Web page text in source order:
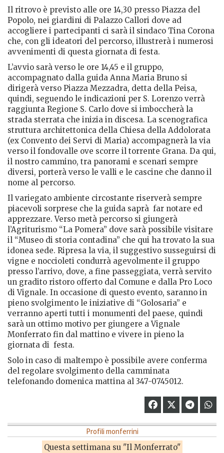
Il ritrovo è previsto alle ore 14,30 presso Piazza del
Popolo, nei giardini di Palazzo Callori dove ad
accogliere i partecipanti ci sarà il sindaco Tina Corona
che, con gli ideatori del percorso, illustrerà i numerosi
avvenimenti di questa giornata di festa.
L’avvio sarà verso le ore 14,45 e il gruppo,
accompagnato dalla guida Anna Maria Bruno si
dirigerà verso Piazza Mezzadra, detta della Peisa,
quindi, seguendo le indicazioni per S. Lorenzo verrà
raggiunta Regione S. Carlo dove si imboccherà la
strada sterrata che inizia in discesa. La scenografica
struttura architettonica della Chiesa della Addolorata
(ex Convento dei Servi di Maria) accompagnerà la via
verso il fondovalle ove scorre il torrente Grana. Da qui,
il nostro cammino, tra panorami e scenari sempre
diversi, porterà verso le valli e le cascine che danno il
nome al percorso.
Il variegato ambiente circostante riserverà sempre
piacevoli sorprese che la guida saprà far notare ed
apprezzare. Verso metà percorso si giungerà
l’Agriturismo “La Pomera” dove sarà possibile visitare
il “Museo di storia contadina” che qui ha trovato la sua
idonea sede. Ripresa la via, il suggestivo susseguirsi di
vigne e noccioleti condurrà agevolmente il gruppo
presso l’arrivo, dove, a fine passeggiata, verrà servito
un gradito ristoro offerto dal Comune e dalla Pro Loco
di Vignale. In occasione di questo evento, saranno in
pieno svolgimento le iniziative di “Golosaria” e
verranno aperti tutti i monumenti del paese, quindi
sarà un ottimo motivo per giungere a Vignale
Monferrato fin dal mattino e vivere in pieno la
giornata di festa.
Solo in caso di maltempo è possibile avere conferma
del regolare svolgimento della camminata
telefonando domenica mattina al 347-0745012.
Profili monferrini
Questa settimana su "Il Monferrato"